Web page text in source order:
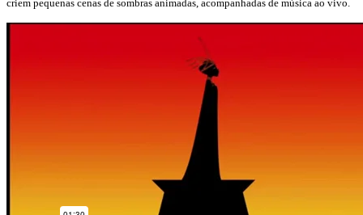
criem pequenas cenas de sombras animadas, acompanhadas de música ao vivo.